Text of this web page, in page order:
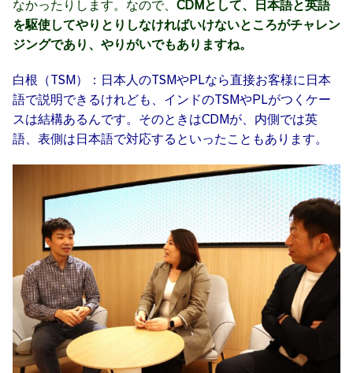
なかったりします。なので、 CDMとして、日本語と英語
を駆使してやりとりしなければいけないところがチャレン
ジングであり、やりがいでもありますね。
白根（TSM）：日本人のTSMやPLなら直接お客様に日本
語で説明できるけれども、インドのTSMやPLがつくケー
スは結構あるんです。そのときはCDMが、内側では英
語、表側は日本語で対応するといったこともあります。